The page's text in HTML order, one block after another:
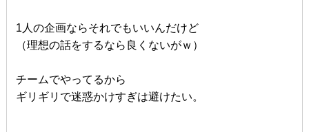
1人の企画ならそれでもいいんだけど
（理想の話をするなら良くないがｗ）
チームでやってるから
ギリギリで迷惑かけすぎは避けたい。